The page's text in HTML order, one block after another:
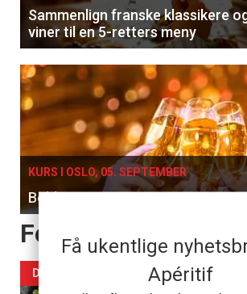
Få ukentlige
Apéritif
Sammenlign franske klassikere
viner til en 5-retters meny
KURS I OSLO, 05. SEPTEMBER
Bobler & Brunsj
Forsiden akkurat nå
DAGENS RETT